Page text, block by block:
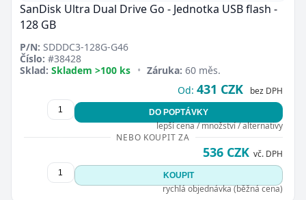
SanDisk Ultra Dual Drive Go - Jednotka USB flash -
128 GB
P/N: SDDDC3-128G-G46
Číslo: #38428
Sklad: Skladem >100 ks • Záruka: 60 měs.
Od: 431 CZK bez DPH
DO POPTÁVKY
lepší cena / množství / alternativy
NEBO KOUPIT ZA
536 CZK vč. DPH
KOUPIT
rychlá objednávka (běžná cena)